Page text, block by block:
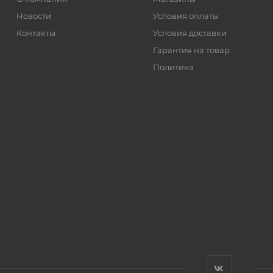
Новости
Контакты
Условия оплаты
Условия доставки
Гарантия на товар
Политика